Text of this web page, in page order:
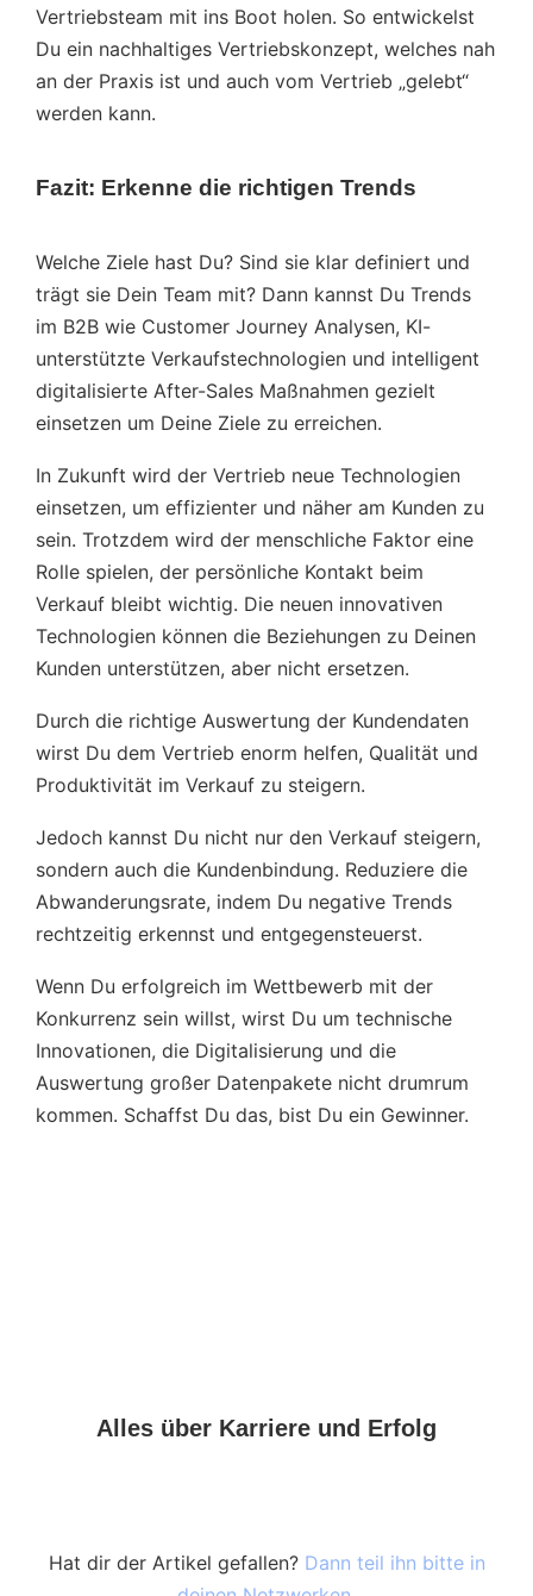
Vertriebsteam mit ins Boot holen. So entwickelst
Du ein nachhaltiges Vertriebskonzept, welches nah
an der Praxis ist und auch vom Vertrieb „gelebt“
werden kann.
Fazit: Erkenne die richtigen Trends
Welche Ziele hast Du? Sind sie klar definiert und
trägt sie Dein Team mit? Dann kannst Du Trends
im B2B wie Customer Journey Analysen, KI-
unterstützte Verkaufstechnologien und intelligent
digitalisierte After-Sales Maßnahmen gezielt
einsetzen um Deine Ziele zu erreichen.
In Zukunft wird der Vertrieb neue Technologien
einsetzen, um effizienter und näher am Kunden zu
sein. Trotzdem wird der menschliche Faktor eine
Rolle spielen, der persönliche Kontakt beim
Verkauf bleibt wichtig. Die neuen innovativen
Technologien können die Beziehungen zu Deinen
Kunden unterstützen, aber nicht ersetzen.
Durch die richtige Auswertung der Kundendaten
wirst Du dem Vertrieb enorm helfen, Qualität und
Produktivität im Verkauf zu steigern.
Jedoch kannst Du nicht nur den Verkauf steigern,
sondern auch die Kundenbindung. Reduziere die
Abwanderungsrate, indem Du negative Trends
rechtzeitig erkennst und entgegensteuerst.
Wenn Du erfolgreich im Wettbewerb mit der
Konkurrenz sein willst, wirst Du um technische
Innovationen, die Digitalisierung und die
Auswertung großer Datenpakete nicht drumrum
kommen. Schaffst Du das, bist Du ein Gewinner.
Alles über Karriere und Erfolg
Hat dir der Artikel gefallen? Dann teil ihn bitte in